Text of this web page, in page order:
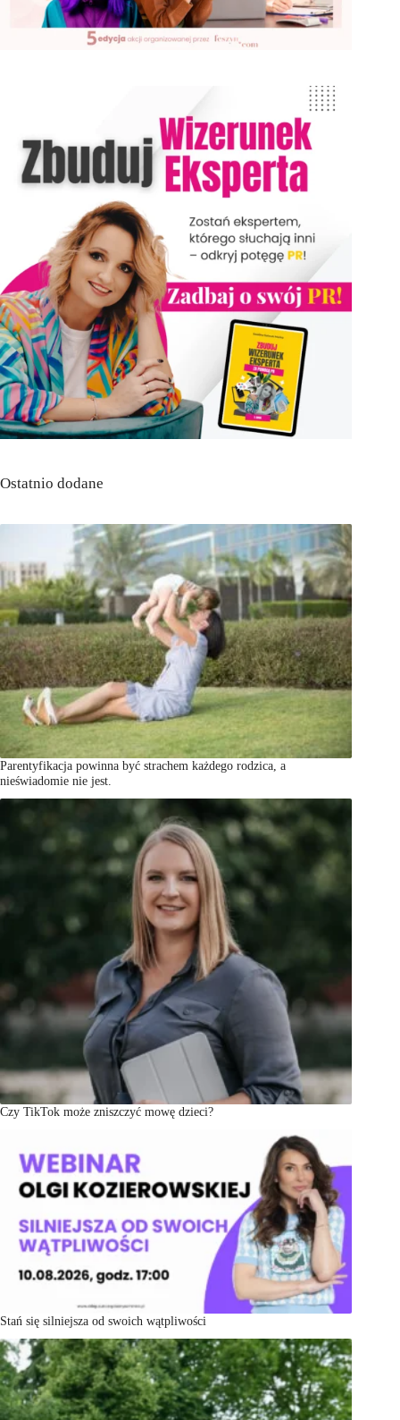
Ostatnio dodane
Parentyfikacja powinna być strachem każdego rodzica, a
nieświadomie nie jest.
Czy TikTok może zniszczyć mowę dzieci?
Stań się silniejsza od swoich wątpliwości